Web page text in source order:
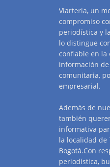
Viarteria, un
compromiso
periodística y
lo distingue
confiable en la
información
comunitaria,
empresarial.
Además de
también
informativa
la localidad de
Bogotá.Con
periodística,